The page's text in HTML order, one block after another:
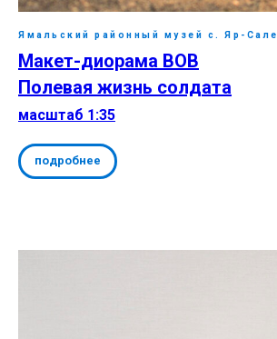
Ямальский районный музей с. Яр-Сале
Макет-диорама ВОВ
Полевая жизнь солдата
масштаб 1:35
подробнее